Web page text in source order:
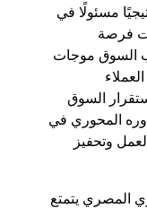
مسئولًا في
فرصة
السوق موجات
السوق
المحوري في
وتحفيز
المصري يتمتع